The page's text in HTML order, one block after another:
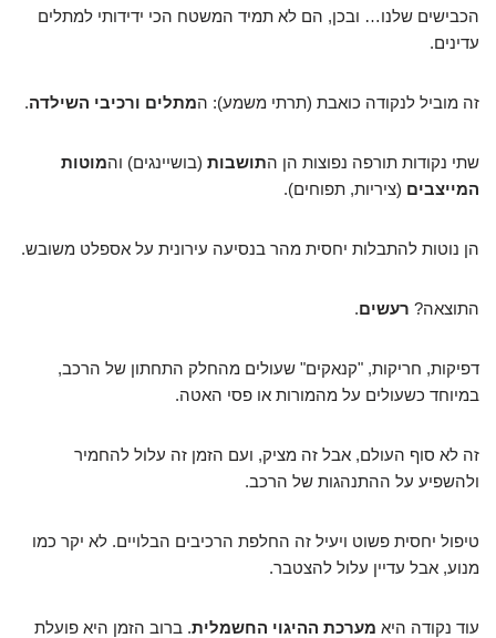
הכבישים שלנו… ובכן, הם לא תמיד המשטח הכי ידידותי למתלים
עדינים.
זה מוביל לנקודה כואבת (תרתי משמע): המתלים ורכיבי השילדה.
שתי נקודות תורפה נפוצות הן התושבות (בושיינגים) והמוטות
המייצבים (ציריות, תפוחים).
הן נוטות להתבלות יחסית מהר בנסיעה עירונית על אספלט משובש.
התוצאה? רעשים.
דפיקות, חריקות, "קנאקים" שעולים מהחלק התחתון של הרכב,
במיוחד כשעולים על מהמורות או פסי האטה.
זה לא סוף העולם, אבל זה מציק, ועם הזמן זה עלול להחמיר
ולהשפיע על ההתנהגות של הרכב.
טיפול יחסית פשוט ויעיל זה החלפת הרכיבים הבלויים. לא יקר כמו
מנוע, אבל עדיין עלול להצטבר.
עוד נקודה היא מערכת ההיגוי החשמלית. ברוב הזמן היא פועלת